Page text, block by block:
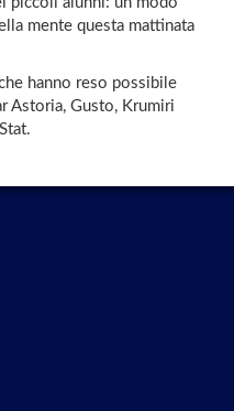
mente questa mattinata
hanno reso possibile
Astoria, Gusto, Krumiri